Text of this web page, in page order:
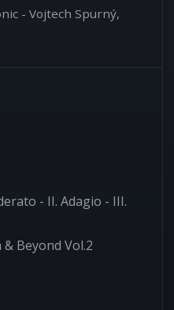
- Vojtech Spurný,
- II. Adagio - III.
Beyond Vol.2